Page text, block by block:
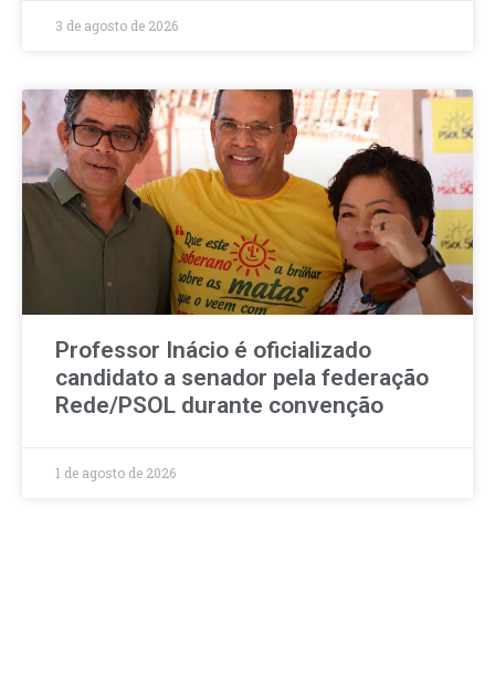
3 de agosto de 2026
Professor Inácio é oficializado
candidato a senador pela federação
Rede/PSOL durante convenção
1 de agosto de 2026